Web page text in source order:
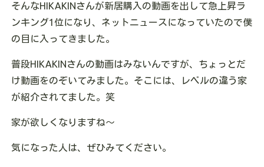
そんなHIKAKINさんが新居購入の動画を出して急上昇ラ
ンキング1位になり、ネットニュースになっていたので僕
の目に入ってきました。
普段HIKAKINさんの動画はみないんですが、ちょっとだ
け動画をのぞいてみました。そこには、レベルの違う家
が紹介されてました。笑
家が欲しくなりますね〜
気になった人は、ぜひみてください。